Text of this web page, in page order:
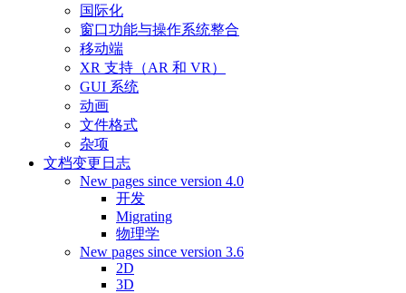
国际化
窗口功能与操作系统整合
移动端
XR 支持（AR 和 VR）
GUI 系统
动画
文件格式
杂项
文档变更日志
New pages since version 4.0
开发
Migrating
物理学
New pages since version 3.6
2D
3D